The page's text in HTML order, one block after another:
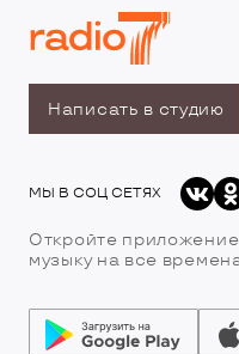
Написать в студию
МЫ В СОЦ СЕТЯХ
Откройте
музыку на все